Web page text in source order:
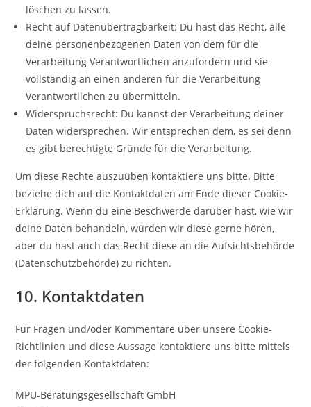
löschen zu lassen.
Recht auf Datenübertragbarkeit: Du hast das Recht, alle
deine personenbezogenen Daten von dem für die
Verarbeitung Verantwortlichen anzufordern und sie
vollständig an einen anderen für die Verarbeitung
Verantwortlichen zu übermitteln.
Widerspruchsrecht: Du kannst der Verarbeitung deiner
Daten widersprechen. Wir entsprechen dem, es sei denn
es gibt berechtigte Gründe für die Verarbeitung.
Um diese Rechte auszuüben kontaktiere uns bitte. Bitte
beziehe dich auf die Kontaktdaten am Ende dieser Cookie-
Erklärung. Wenn du eine Beschwerde darüber hast, wie wir
deine Daten behandeln, würden wir diese gerne hören,
aber du hast auch das Recht diese an die Aufsichtsbehörde
(Datenschutzbehörde) zu richten.
10. Kontaktdaten
Für Fragen und/oder Kommentare über unsere Cookie-
Richtlinien und diese Aussage kontaktiere uns bitte mittels
der folgenden Kontaktdaten:
MPU-Beratungsgesellschaft GmbH